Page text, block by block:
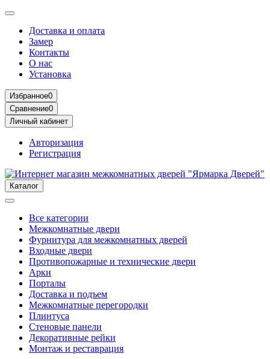
Доставка и оплата
Замер
Контакты
О нас
Установка
Избранное0
Сравнение0
Личный кабинет
Авторизация
Регистрация
Каталог
Все категории
Межкомнатные двери
Фурнитура для межкомнатных дверей
Входные двери
Противопожарные и технические двери
Арки
Порталы
Доставка и подъем
Межкомнатные перегородки
Плинтуса
Стеновые панели
Декоративные рейки
Монтаж и реставрация